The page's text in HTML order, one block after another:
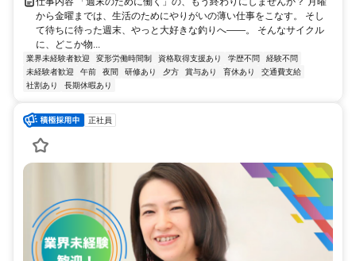
から金曜までは、生活のためにやりがいの薄い仕事をこなす。 そし
て待ちに待った週末、やっと大好きな釣りへ——。 そんなサイクル
に、どこか物...
業界未経験者歓迎 変形労働時間制 資格取得支援あり 学歴不問
経験不問
未経験者歓迎
午前 夜間 研修あり 夕方 賞与あり 育休あり
交通費支給
社割あり
長期休暇あり
正社員